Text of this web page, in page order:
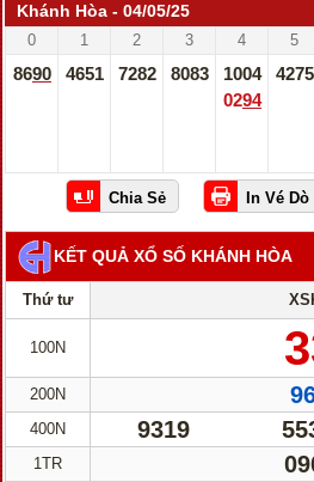
Khánh Hòa - 04/05/25
0 1 2 3 4 5
8690 4651 7282 8083
1004
0294
4275
KẾT QUẢ XỔ SỐ KHÁNH HÒA
Thứ tư
100N
200N
400N 9319
1TR